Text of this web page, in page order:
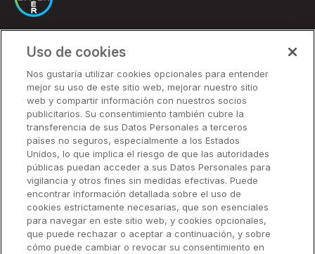
Soluciones
Precios
Socios
Soluciones
Recursos
Empresa
Uso de cookies
Nos gustaría utilizar cookies opcionales para entender
mejor su uso de este sitio web, mejorar nuestro sitio
web y compartir información con nuestros socios
publicitarios. Su consentimiento también cubre la
transferencia de sus Datos Personales a terceros
países no seguros, especialmente a los Estados
Unidos, lo que implica el riesgo de que las autoridades
públicas puedan acceder a sus Datos Personales para
vigilancia y otros fines sin medidas efectivas. Puede
encontrar información detallada sobre el uso de
cookies estrictamente necesarias, que son esenciales
para navegar en este sitio web, y cookies opcionales,
que puede rechazar o aceptar a continuación, y sobre
cómo puede cambiar o revocar su consentimiento en